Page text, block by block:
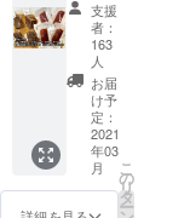
まいます。
休みの日
は、趣味の
マラソンで
シュしてい
ます。意外
と走ってい
常販売
価格
10,250
円を
46％OF
5,450円
でご用
意させ
ていた
タリア
産長期
熟成生
ハム
（プロ
シュー
ト）ス
ライ
ス 200
ｇｘ4
支援
者：
163
人
お届
け予
定：
2021
年03
月
こ
の
リ
タ
ー